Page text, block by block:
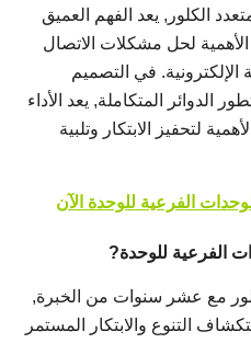
الكلور, يعد الفهم العميق
الأهمية لحل مشكلات الاتصال
في التصميم
الدوائر المتكاملة, يعد الأداء
لتحفيز الابتكار وتلبية
الفرعية للوحدة الآن
الفرعية للوحدة?
مع عشر سنوات من الخبرة,
التنوع والابتكار المستمر